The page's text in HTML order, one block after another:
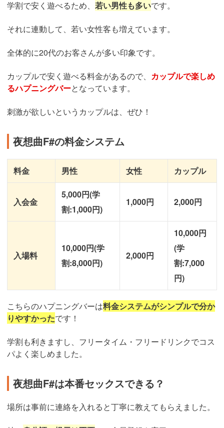
学割で安く遊べるため、 若い男性も多いです。
それに連動して、若い女性客も増えています。
全体的に20代のお客さんが多い印象です。
カップルで安く遊べる料金があるので、 カップルで楽しめ
るハプニングバーとなっています。
刺激が欲しいというカップルは、ぜひ！
夜想曲F#の料金システム
料金 男性 女性 カップル
入会金
5,000円(学
割:1,000円)
1,000円 2,000円
入場料
10,000円(学
割:8,000円)
2,000円
10,000円
(学
割:7,000
円)
こちらのハプニングバーは料金システムがシンプルで分か
りやすかったです！
学割も利きますし、フリータイム・フリードリンクでコス
パよく楽しめました。
夜想曲F#は本番セックスできる？
場所は事前に連絡を入れると丁寧に教えてもらえました。